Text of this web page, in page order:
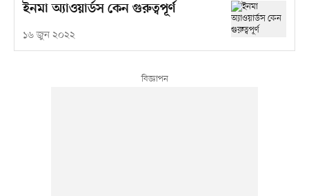
ইনমা অ্যাওয়ার্ডস কেন গুরুত্বপূর্ণ
১৬ জুন ২০২২